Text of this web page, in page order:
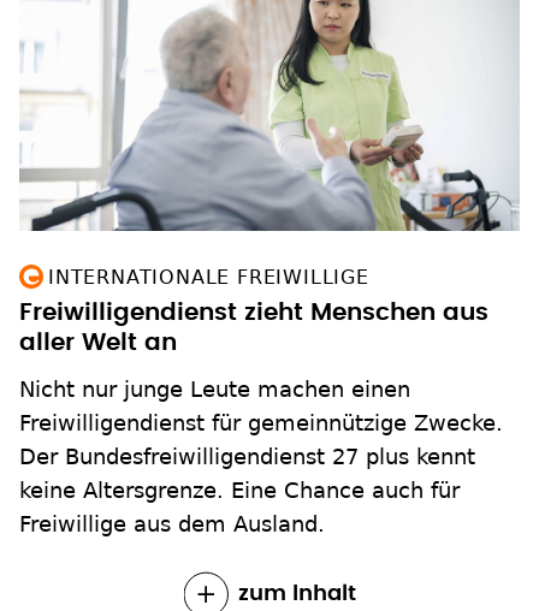
INTERNATIONALE FREIWILLIGE
Freiwilligendienst zieht Menschen aus
aller Welt an
Nicht nur junge Leute machen einen
Freiwilligendienst für gemeinnützige Zwecke.
Der Bundesfreiwilligendienst 27 plus kennt
keine Altersgrenze. Eine Chance auch für
Freiwillige aus dem Ausland.
zum Inhalt